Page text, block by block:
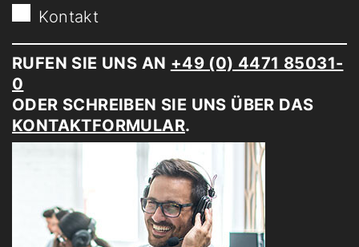
Kontakt
RUFEN SIE UNS AN +49 (0) 4471 85031-
0
ODER SCHREIBEN SIE UNS ÜBER DAS
KONTAKTFORMULAR.